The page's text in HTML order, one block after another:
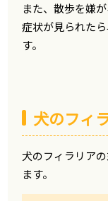
また、散歩を嫌
症状が見られた
す。
犬のフィ
犬のフィラリア
ます。